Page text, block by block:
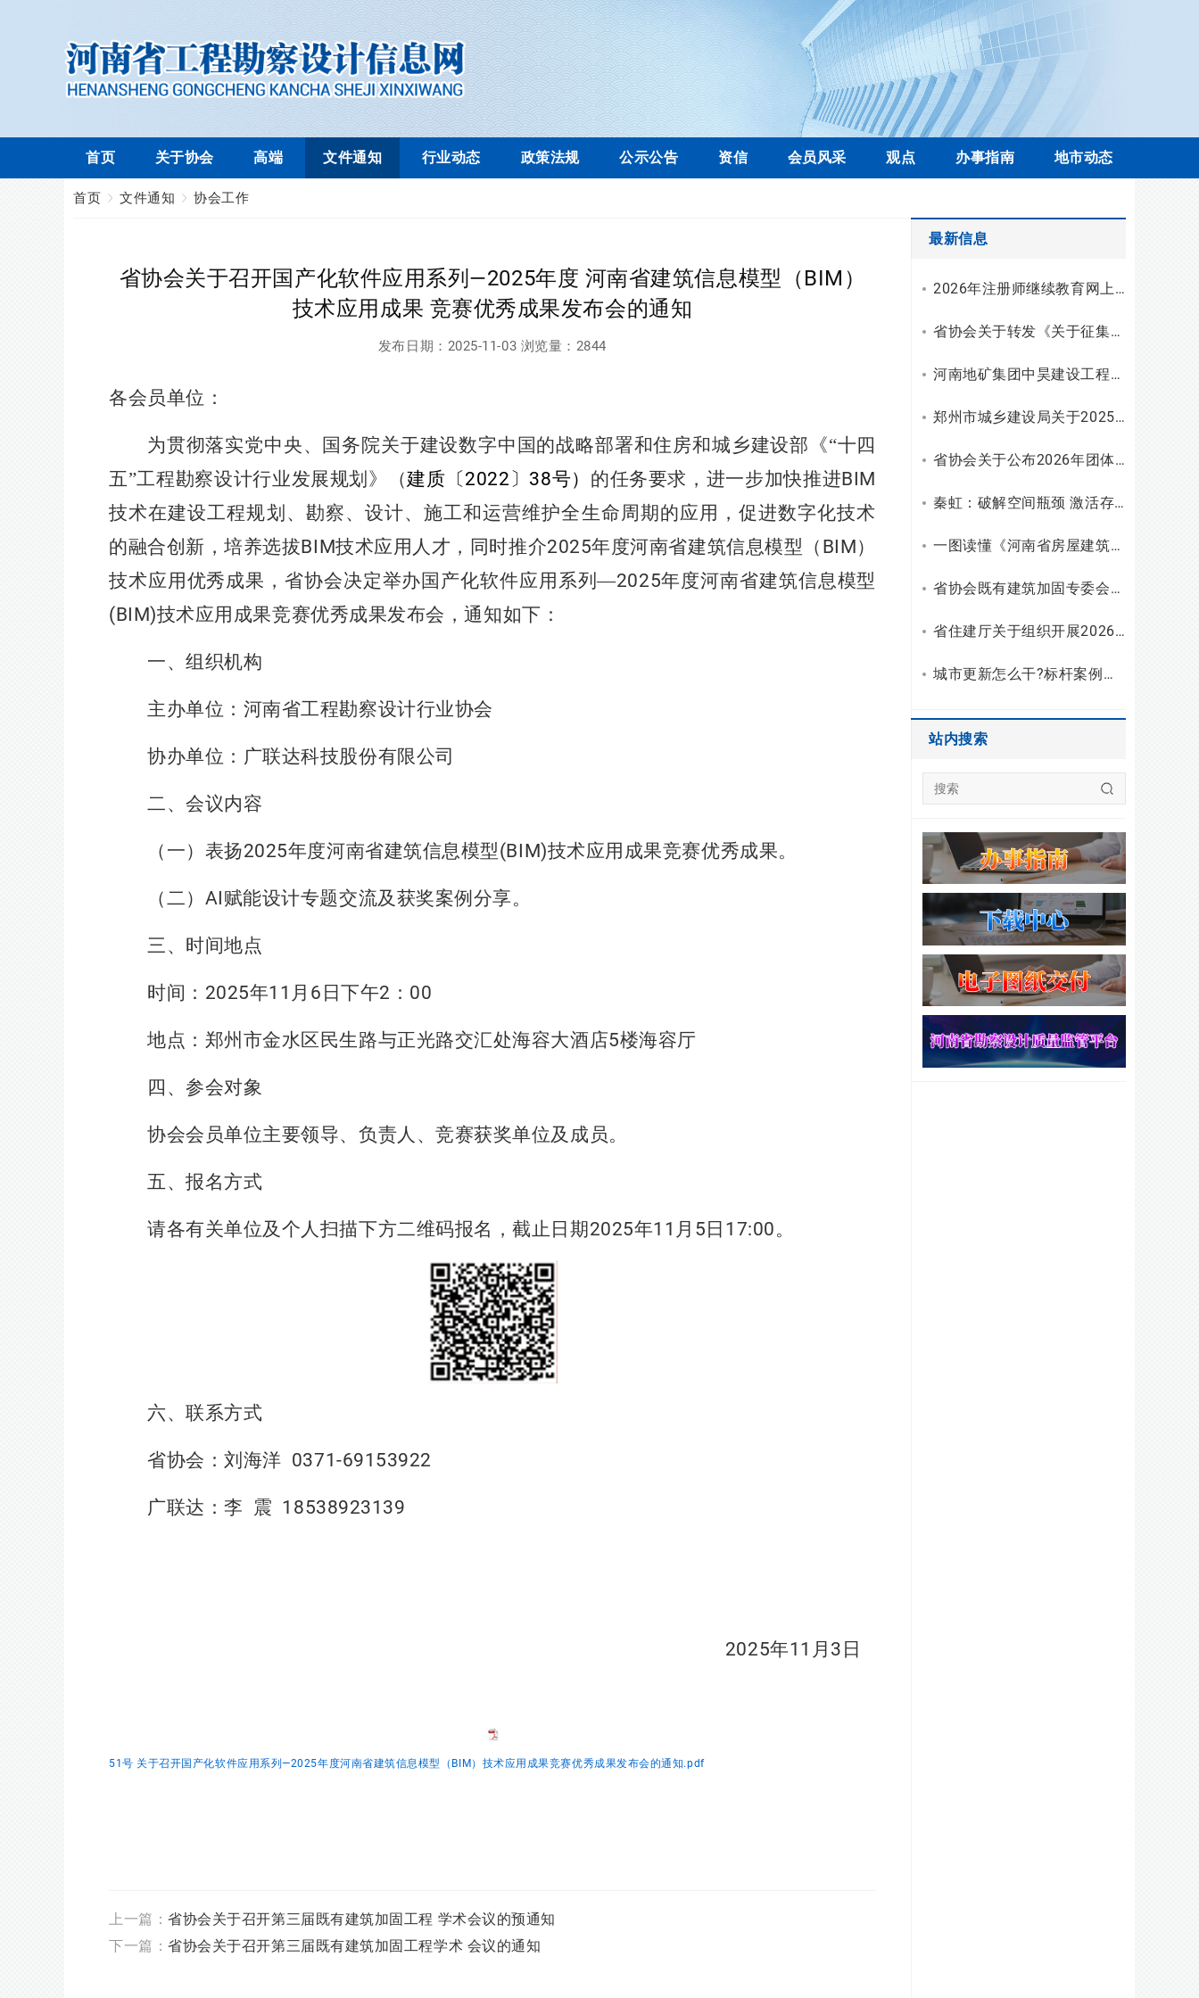
首页 关于协会 高端 文件通知 行业动态 政策法规 公示公告 资信 会员风采 观点 办事指南 地市动态
首页 文件通知 协会工作
省协会关于召开国产化软件应用系列—2025年度 河南省建筑信息模型（BIM）
技术应用成果 竞赛优秀成果发布会的通知
发布日期： 2025-11-03 浏览量： 2844
各会员单位：
为贯彻落实党中央、国务院关于建设数字中国的战略部署和住房和城乡建设部《“十四
五”工程勘察设计行业发展规划》（建质〔2022 〕 38号） 的任务要求，进一步加快推进BIM
技术在建设工程规划、勘察、设计、施工和运营维护全生命周期的应用，促进数字化技术
的融合创新，培养选拔BIM技术应用人才，同时推介2025年度河南省建筑信息模型（ BIM）
技术应用优秀成果，省协会决定举办国产化软件应用系列—2025年度河南省建筑信息模型
(BIM)技术应用成果竞赛优秀成果发布会，通知如下：
一、组织机构
主办单位：河南省工程勘察设计行业协会
协办单位：广联达科技股份有限公司
二、会议内容
（一）表扬2025年度河南省建筑信息模型(BIM)技术应用成果竞赛优秀成果。
（二） AI赋能设计专题交流及获奖案例分享。
三、时间地点
时间： 2025年11 月 6 日下午2 ： 00
地点：郑州市金水区民生路与正光路交汇处海容大酒店5楼海容厅
四、参会对象
协会会员单位主要领导、负责人、竞赛获奖单位及成员。
五、报名方式
请各有关单位及个人扫描下方二维码报名，截止日期2025年11 月 5 日 17:00。
六、联系方式
省协会：刘海洋 0371-69153922
广联达：李 震 18538923139
2025年11 月 3 日
51号 关于召开国产化软件应用系列—2025年度河南省建筑信息模型（BIM）技术应用成果竞赛优秀成果发布会的通知.pdf
上一篇：省协会关于召开第三届既有建筑加固工程 学术会议的预通知
下一篇：省协会关于召开第三届既有建筑加固工程学术 会议的通知
最新信息
2026年注册师继续教育网上学习操作流程
省协会关于转发《关于征集工程勘察设计行业科技创新案例的通知》的通知
河南地矿集团中昊建设工程有限公司资质升级，综合技术服务实力再上新台阶
郑州市城乡建设局关于2025年工程勘察设计统计调查有关情况的通报
省协会关于公布2026年团体标准（设计）立项和复审结果的通知
秦虹：破解空间瓶颈 激活存量潜能
一图读懂《河南省房屋建筑安全使用指南（试行）》
省协会既有建筑加固专委会召开2026年二季度主任会议
省住建厅关于组织开展2026年度勘察设计行业“双随机、一公开”检查的通知
城市更新怎么干?标杆案例拆解与建筑企业破局之路
站内搜索